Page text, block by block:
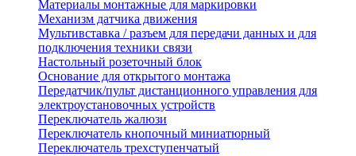
Материалы монтажные для маркировки
Механизм датчика движения
Мультивставка / разъем для передачи данных и для
подключения техники связи
Настольный розеточный блок
Основание для открытого монтажа
Передатчик/пульт дистанционного управления для
электроустановочных устройств
Переключатель жалюзи
Переключатель кнопочный миниатюрный
Переключатель трехступенчатый